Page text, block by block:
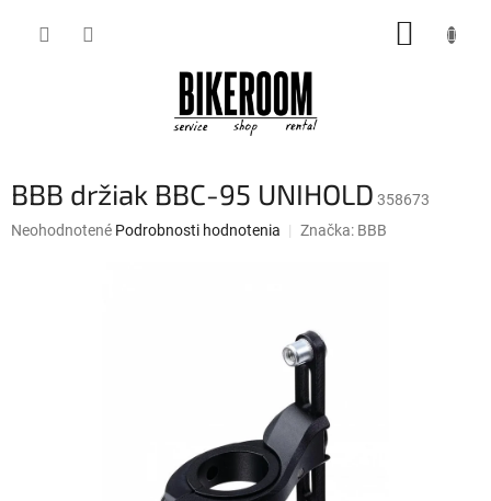
BBB držiak BBC-95 UNIHOLD 358673
Priemerné
Neohodnotené Podrobnosti hodnotenia Značka: BBB